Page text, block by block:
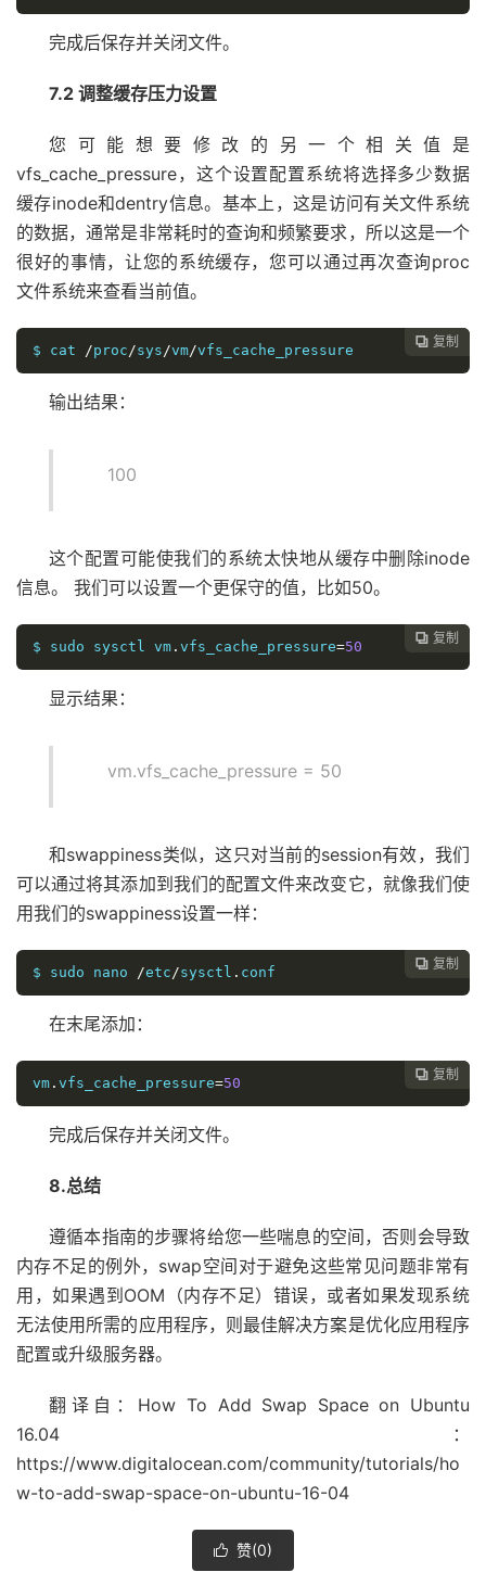
完成后保存并关闭文件。
7.2 调整缓存压力设置
您可能想要修改的另一个相关值是
vfs_cache_pressure，这个设置配置系统将选择多少数据
缓存inode和dentry信息。基本上，这是访问有关文件系统
的数据，通常是非常耗时的查询和频繁要求，所以这是一个
很好的事情，让您的系统缓存，您可以通过再次查询proc
文件系统来查看当前值。
 复制
$ cat /proc /sys /vm/vfs_cache_pressure
输出结果：
100
这个配置可能使我们的系统太快地从缓存中删除inode
信息。 我们可以设置一个更保守的值，比如50。
 复制
$ sudo sysctl vm . vfs_cache_pressure=50
显示结果：
vm.vfs_cache_pressure = 50
和swappiness类似，这只对当前的session有效，我们
可以通过将其添加到我们的配置文件来改变它，就像我们使
用我们的swappiness设置一样：
 复制
$ sudo nano /etc /sysctl . conf
在末尾添加：
 复制
vm . vfs_cache_pressure=50
完成后保存并关闭文件。
8.总结
遵循本指南的步骤将给您一些喘息的空间，否则会导致
内存不足的例外，swap空间对于避免这些常见问题非常有
用，如果遇到OOM（内存不足）错误，或者如果发现系统
无法使用所需的应用程序，则最佳解决方案是优化应用程序
配置或升级服务器。
翻译自：How To Add Swap Space on Ubuntu
16.04：
https://www.digitalocean.com/community/tutorials/ho
w-to-add-swap-space-on-ubuntu-16-04
 赞(0)